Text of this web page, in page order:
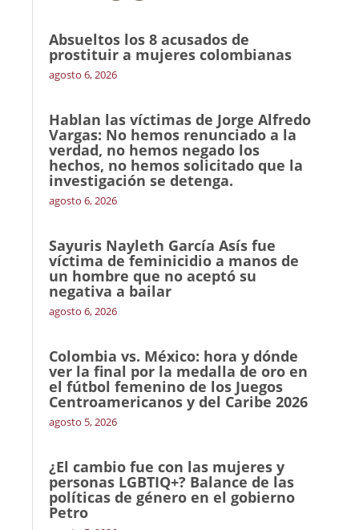
Absueltos los 8 acusados de
prostituir a mujeres colombianas
agosto 6, 2026
Hablan las víctimas de Jorge Alfredo
Vargas: No hemos renunciado a la
verdad, no hemos negado los
hechos, no hemos solicitado que la
investigación se detenga.
agosto 6, 2026
Sayuris Nayleth García Asís fue
víctima de feminicidio a manos de
un hombre que no aceptó su
negativa a bailar
agosto 6, 2026
Colombia vs. México: hora y dónde
ver la final por la medalla de oro en
el fútbol femenino de los Juegos
Centroamericanos y del Caribe 2026
agosto 5, 2026
¿El cambio fue con las mujeres y
personas LGBTIQ+? Balance de las
políticas de género en el gobierno
Petro